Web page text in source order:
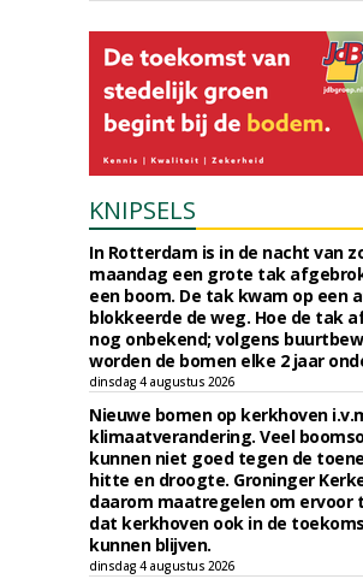
KNIPSELS
In Rotterdam is in de nacht van
maandag een grote tak
een boom. De tak kwam op een
blokkeerde de weg. Hoe de tak
nog onbekend; volgens
worden de bomen elke 2 jaar
dinsdag 4 augustus 2026
Nieuwe bomen op kerkhoven
klimaatverandering. Veel
kunnen niet goed tegen de
hitte en droogte. Groninger
daarom maatregelen om ervoor
dat kerkhoven ook in de
kunnen blijven.
dinsdag 4 augustus 2026